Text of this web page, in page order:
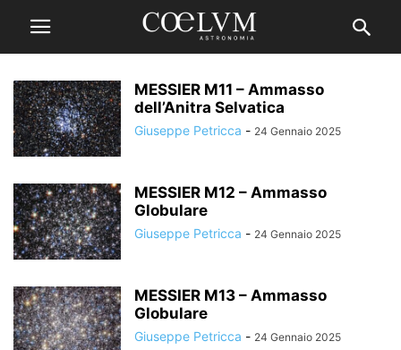
MESSIER M11 – Ammasso
dell’Anitra Selvatica
Giuseppe Petricca - 24 Gennaio 2025
MESSIER M12 – Ammasso
Globulare
Giuseppe Petricca - 24 Gennaio 2025
MESSIER M13 – Ammasso
Globulare
Giuseppe Petricca - 24 Gennaio 2025